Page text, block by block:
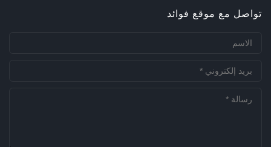
تواصل مع موقع فوائد